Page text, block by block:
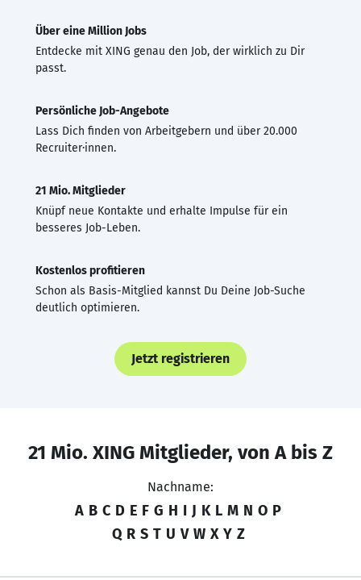
Über eine Million Jobs
Entdecke mit XING genau den Job, der wirklich zu Dir
passt.
Persönliche Job-Angebote
Lass Dich finden von Arbeitgebern und über 20.000
Recruiter·innen.
21 Mio. Mitglieder
Knüpf neue Kontakte und erhalte Impulse für ein
besseres Job-Leben.
Kostenlos profitieren
Schon als Basis-Mitglied kannst Du Deine Job-Suche
deutlich optimieren.
Jetzt registrieren
21 Mio. XING Mitglieder, von A bis Z
Nachname:
A B C D E F G H I J K L M N O P
Q R S T U V W X Y Z